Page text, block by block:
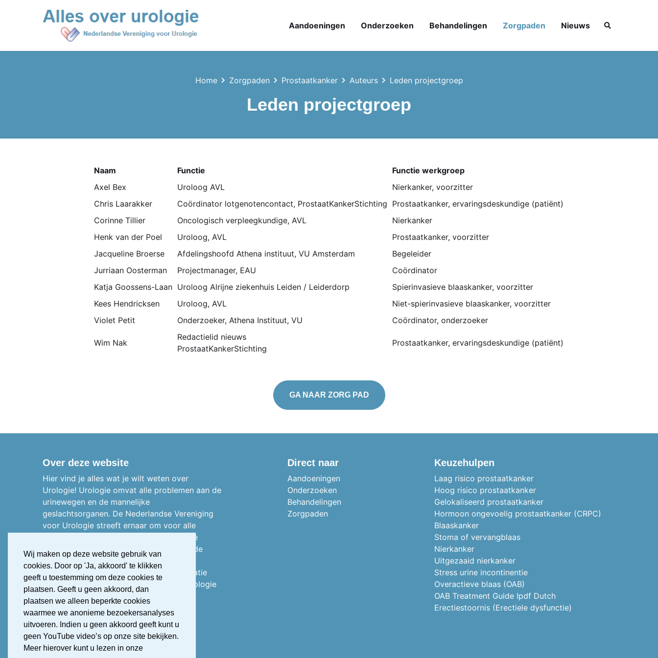
Wij maken op deze website gebruik van
cookies. Door op 'Ja, akkoord' te klikken
geeft u toestemming om deze cookies te
plaatsen. Geeft u geen akkoord, dan
plaatsen we alleen beperkte cookies
waarmee we anonieme bezoekersanalyses
uitvoeren. Indien u geen akkoord geeft kunt u
geen YouTube video’s op onze site bekijken.
Meer hierover kunt u lezen in onze
Aandoeningen Onderzoeken Behandelingen Zorgpaden Nieuws
Home Zorgpaden Prostaatkanker Auteurs Leden projectgroep
Leden projectgroep
Naam Functie
Functie werkgroep
Axel Bex
Uroloog AVL
Nierkanker, voorzitter
Chris Laarakker
Coördinator lotgenotencontact, ProstaatKankerStichting Prostaatkanker, ervaringsdeskundige (patiënt)
Corinne Tillier
Oncologisch verpleegkundige, AVL
Nierkanker
Henk van der Poel
Uroloog, AVL
Prostaatkanker, voorzitter
Jacqueline Broerse
Afdelingshoofd Athena instituut, VU Amsterdam
Begeleider
Jurriaan Oosterman
Projectmanager, EAU
Coördinator
Katja Goossens-Laan Uroloog Alrijne ziekenhuis Leiden / Leiderdorp
Spierinvasieve blaaskanker, voorzitter
Kees Hendricksen
Uroloog, AVL
Niet-spierinvasieve blaaskanker, voorzitter
Violet Petit
Onderzoeker, Athena Instituut, VU Coördinator, onderzoeker
Wim Nak
Redactielid nieuws
ProstaatKankerStichting
Prostaatkanker, ervaringsdeskundige (patiënt)
GA NAAR ZORG PAD
Over deze website
Hier vind je alles wat je wilt weten over
Urologie! Urologie omvat alle problemen aan de
urinewegen en de mannelijke
geslachtsorganen. De Nederlandse Vereniging
voor Urologie streeft ernaar om voor alle
zorgprofessionals, patiënten en het brede
publiek inzichtelijk maken wat er binnen de
urologie speelt en voorziet in juiste
informatievoorziening. Voor meer informatie
over De Nederlandse Vereniging voor Urologie
bezoek de website www.nvu.nl.
TWITTERLINKEDIN
Direct naar
Aandoeningen
Onderzoeken
Behandelingen
Zorgpaden
Keuzehulpen
Laag risico prostaatkanker
Hoog risico prostaatkanker
Gelokaliseerd prostaatkanker
Hormoon ongevoelig prostaatkanker (CRPC)
Blaaskanker
Stoma of vervangblaas
Nierkanker
Uitgezaaid nierkanker
Stress urine incontinentie
Overactieve blaas (OAB)
OAB Treatment Guide Ipdf Dutch
Erectiestoornis (Erectiele dysfunctie)